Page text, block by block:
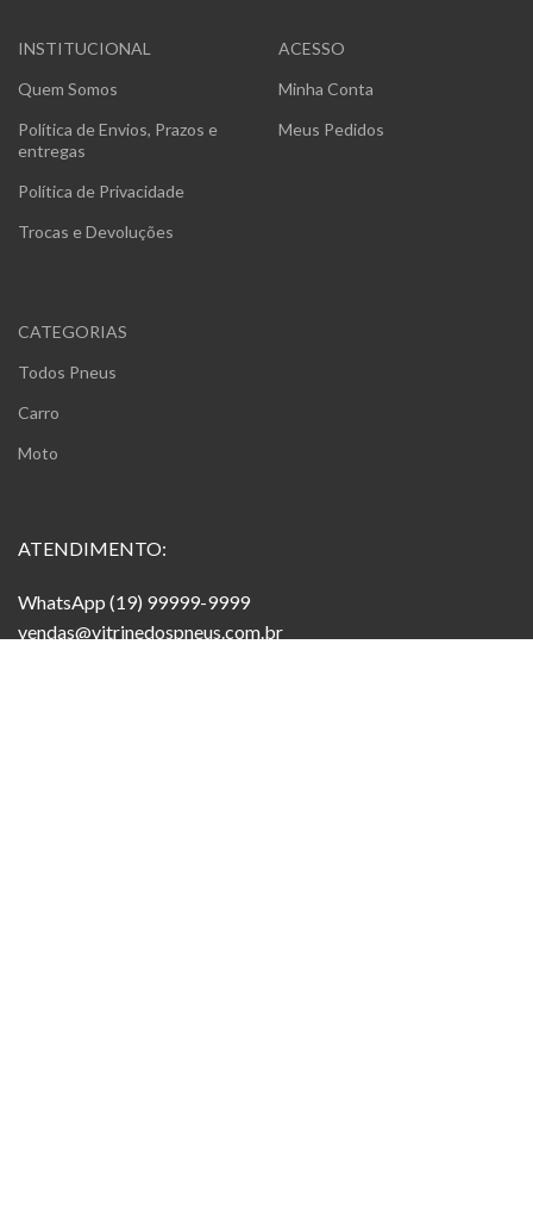
INSTITUCIONAL
Quem Somos
Política de Envios, Prazos e
entregas
Política de Privacidade
Trocas e Devoluções
ACESSO
Minha Conta
Meus Pedidos
CATEGORIAS
Todos Pneus
Carro
Moto
ATENDIMENTO:
WhatsApp (19) 99999-9999
vendas@vitrinedospneus.com.br